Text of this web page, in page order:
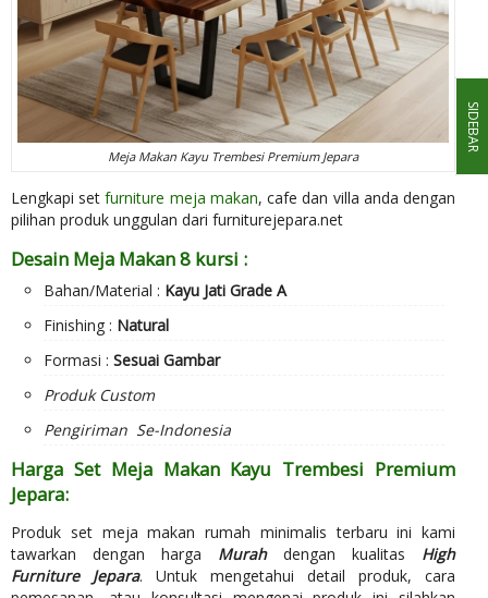
Meja Makan Kayu Trembesi Premium Jepara
Lengkapi setfurniture meja makan, cafe dan villa anda dengan
pilihan produk unggulan dari furniturejepara.net
Desain Meja Makan 8 kursi :
Bahan/Material : Kayu Jati Grade A
Finishing : Natural
Formasi : Sesuai Gambar
Produk Custom
Pengiriman Se-Indonesia
Harga Set Meja Makan Kayu Trembesi Premium
Jepara:
Produk set meja makan rumah minimalis terbaru ini kami
tawarkan dengan harga Murahdengan kualitas High
Furniture Jepara. Untuk mengetahui detail produk, cara
SIDEBAR